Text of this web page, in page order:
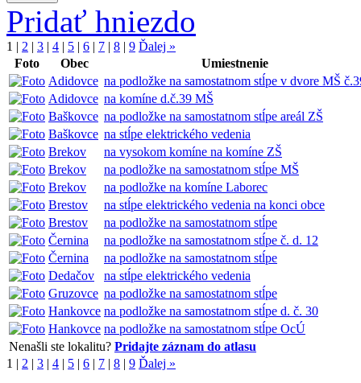
Pridať hniezdo
1 | 2 | 3 | 4 | 5 | 6 | 7 | 8 | 9 Ďalej »
Foto
Obec
Umiestnenie
Adidovce na podložke na samostatnom stĺpe v dvore MŠ
Adidovce na komíne d.č.39 MŠ
Baškovce na podložke na samostatnom stĺpe areál ZŠ
Baškovce na stĺpe elektrického vedenia
Brekov
na vysokom komíne na komíne ZŠ
Brekov
na podložke na samostatnom stĺpe MŠ
Brekov
na podložke na komíne Laborec
Brestov
na stĺpe elektrického vedenia na konci obce
Brestov
na podložke na samostatnom stĺpe
Černina
na podložke na samostatnom stĺpe č. d. 12
Černina
na podložke na samostatnom stĺpe
Dedačov
na stĺpe elektrického vedenia
Gruzovce na podložke na samostatnom stĺpe
Hankovce na podložke na samostatnom stĺpe d. č. 30
Hankovce na podložke na samostatnom stĺpe OcÚ
Nenašli ste lokalitu? Pridajte záznam do atlasu
1 | 2 | 3 | 4 | 5 | 6 | 7 | 8 | 9 Ďalej »